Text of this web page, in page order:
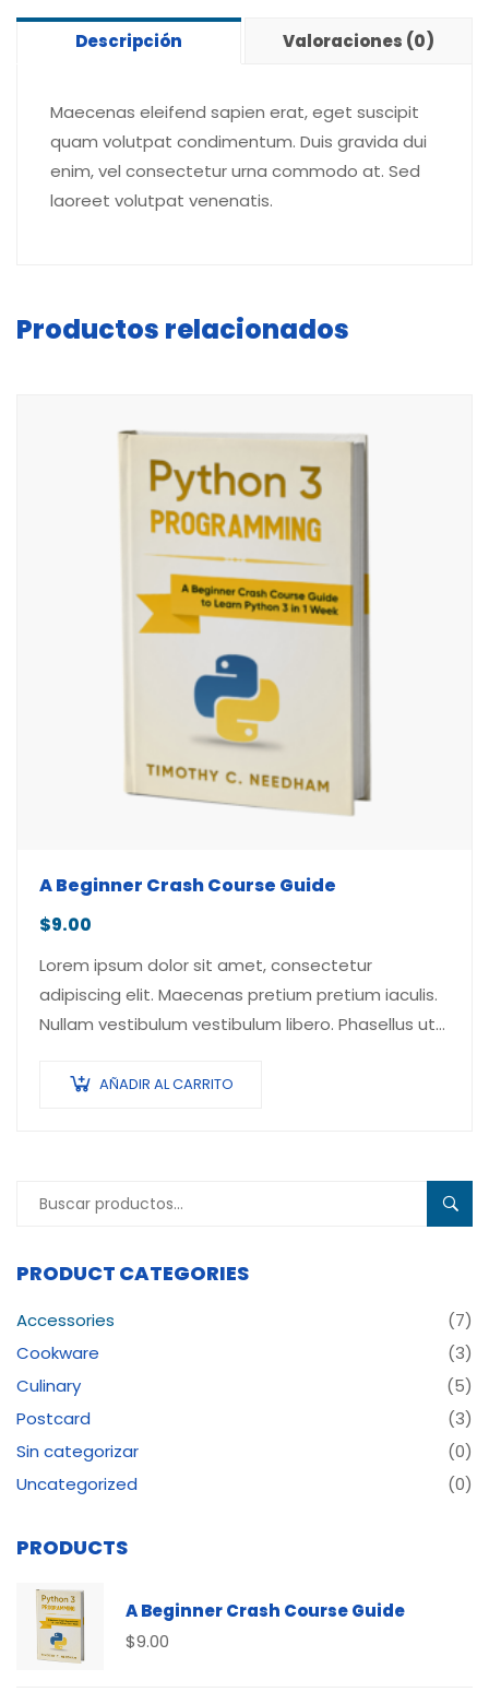
Descripción Valoraciones (0)
Maecenas eleifend sapien erat, eget suscipit
quam volutpat condimentum. Duis gravida dui
enim, vel consectetur urna commodo at. Sed
laoreet volutpat venenatis.
Productos relacionados
A Beginner Crash Course Guide
$9.00
Lorem ipsum dolor sit amet, consectetur
adipiscing elit. Maecenas pretium pretium iaculis.
Nullam vestibulum vestibulum libero. Phasellus ut
AÑADIR AL CARRITO
Buscar
PRODUCT CATEGORIES
Accessories
(7)
Cookware
(3)
Culinary
(5)
Postcard
(3)
Sin categorizar
(0)
Uncategorized
(0)
PRODUCTS
A Beginner Crash Course Guide
$9.00